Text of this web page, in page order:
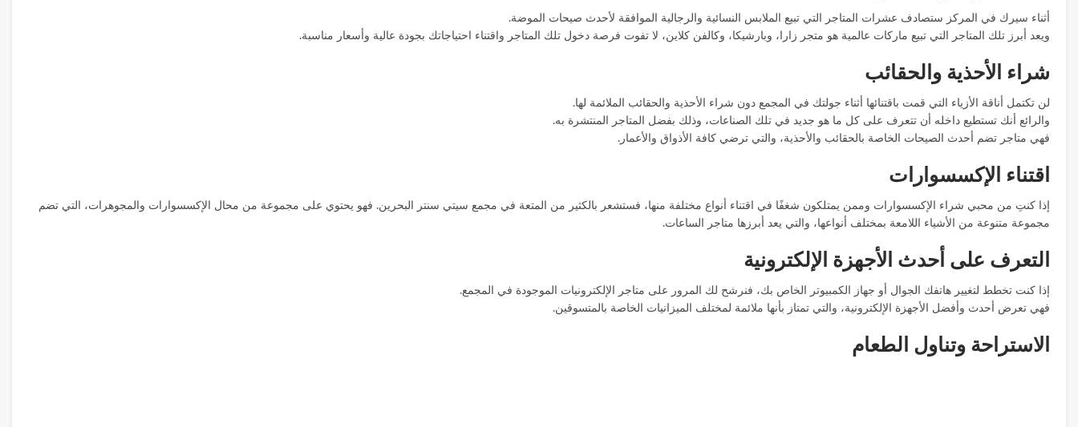
أثناء سيرك في المركز ستصادف عشرات المتاجر التي تبيع الملابس النسائية والرجالية الموافقة لأحدث صيحات الموضة.
ويعد أبرز تلك المتاجر التي تبيع ماركات عالمية هو متجر زارا، وبارشيكا، وكالفن كلاين، لا تفوت فرصة دخول تلك المتاجر واقتناء احتياجاتك بجودة عالية وأسعار مناسبة.
شراء الأحذية والحقائب
لن تكتمل أناقة الأزياء التي قمت باقتنائها أثناء جولتك في المجمع دون شراء الأحذية والحقائب الملائمة لها.
والرائع أنك تستطيع داخله أن تتعرف على كل ما هو جديد في تلك الصناعات، وذلك بفضل المتاجر المنتشرة به.
فهي متاجر تضم أحدث الصيحات الخاصة بالحقائب والأحذية، والتي ترضي كافة الأذواق والأعمار.
اقتناء الإكسسوارات
إذا كنتِ من محبي شراء الإكسسوارات وممن يمتلكون شغفًا في اقتناء أنواع مختلفة منها، فستشعر بالكثير من المتعة في مجمع سيتي سنتر البحرين. فهو يحتوي على مجموعة من محال الإكسسوارات والمجوهرات، التي تضم
مجموعة متنوعة من الأشياء اللامعة بمختلف أنواعها، والتي يعد أبرزها متاجر الساعات.
التعرف على أحدث الأجهزة الإلكترونية
إذا كنت تخطط لتغيير هاتفك الجوال أو جهاز الكمبيوتر الخاص بك، فنرشح لك المرور على متاجر الإلكترونيات الموجودة في المجمع.
فهي تعرض أحدث وأفضل الأجهزة الإلكترونية، والتي تمتاز بأنها ملائمة لمختلف الميزانيات الخاصة بالمتسوقين.
الاستراحة وتناول الطعام